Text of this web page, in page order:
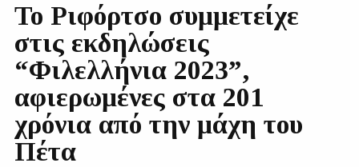
Το Ριφόρτσο συμμετείχε
στις εκδηλώσεις
“Φιλελλήνια 2023”,
αφιερωμένες στα 201
χρόνια από την μάχη του
Πέτα